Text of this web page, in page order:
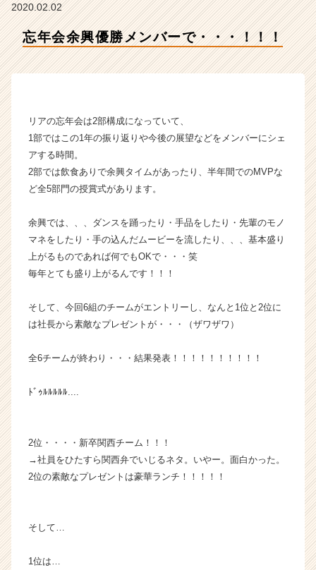
ベ
長
企
か
ら
カ
ト
が
届
就
活
リ
ア
h
2020.02.02
忘年会余興優勝メンバーで・・・！！！
リアの忘年会は2部構成になっていて、
1部ではこの1年の振り返りや今後の展望などをメンバーにシェ
アする時間。
2部では飲食ありで余興タイムがあったり、半年間でのMVPな
ど全5部門の授賞式があります。
余興では、、、ダンスを踊ったり・手品をしたり・先輩のモノ
マネをしたり・手の込んだムービーを流したり、、、基本盛り
上がるものであれば何でもOKで・・・笑
毎年とても盛り上がるんです！！！
そして、今回6組のチームがエントリーし、なんと1位と2位に
は社長から素敵なプレゼントが・・・（ザワザワ）
全6チームが終わり・・・結果発表！！！！！！！！！！
ﾄﾞｩﾙﾙﾙﾙﾙ....
2位・・・・新卒関西チーム！！！
→社員をひたすら関西弁でいじるネタ。いやー。面白かった。
2位の素敵なプレゼントは豪華ランチ！！！！！
そして…
1位は…